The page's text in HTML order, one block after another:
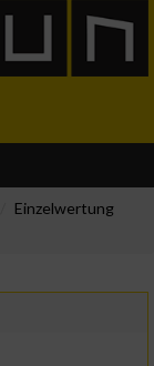
Einzelwertung